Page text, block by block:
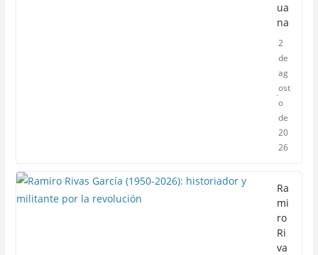
ua
na
2
de
ag
ost
o
de
20
26
Ra
mi
ro
Ri
va